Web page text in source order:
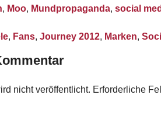
, Moo, Mundpropaganda, social
, Fans, Journey 2012, Marken,
nicht veröffentlicht. Erforderliche